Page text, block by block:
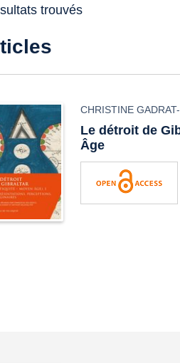
trouvés
CHRISTINE
Le détroit de
Âge